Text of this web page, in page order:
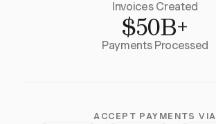
Invoices Created
$50B+
Payments Processed
ACCEPT PAYMENTS VIA